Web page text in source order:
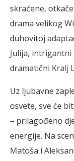
skraćene,
drama velikog
duhovitoj
Julija,
dramatični Kralj
Uz ljubavne
osvete, sve će
– prilagođeno
energije. Na
Matoša i